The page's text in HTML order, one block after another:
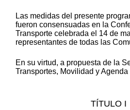
Las medidas del presente
fueron consensuadas en la
Transporte celebrada el 14 de
representantes de todas las
En su virtud, a propuesta de la
Transportes, Movilidad y
TÍTULO I